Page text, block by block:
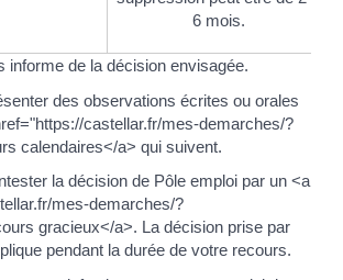
6 mois.
informe de la décision envisagée.
des observations écrites ou orales
castellar.fr/mes-demarches/?
calendaires</a> qui suivent.
la décision de Pôle emploi par un <a
mes-demarches/?
gracieux</a>. La décision prise par
pendant la durée de votre recours.